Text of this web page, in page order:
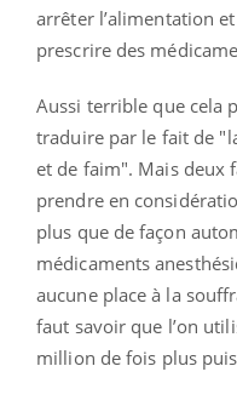
arrêter l’alimentation
prescrire des
Aussi terrible que cela
traduire par le fait de
et de faim". Mais deux
prendre en
plus que de façon
médicaments
aucune place à la
faut savoir que l’on
million de fois plus